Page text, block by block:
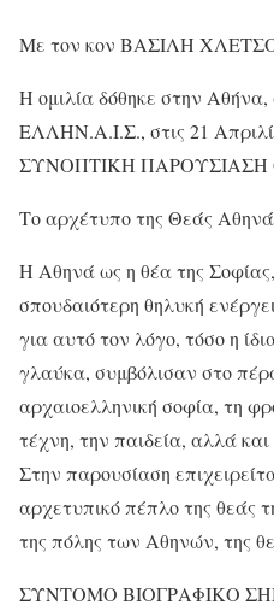
Με τον κον ΒΑΣΙΛΗ
Η ομιλία δόθηκε στην
ΕΛΛΗΝ.Α.Ι.Σ., στις 21
ΣΥΝΟΠΤΙΚΗ ΠΑΡΟΥΣΙΑΣΗ
Το αρχέτυπο της Θεάς
Η Αθηνά ως η θέα της
σπουδαιότερη θηλυκή
για αυτό τον λόγο, τόσο η
γλαύκα, συμβόλισαν στο
αρχαιοελληνική σοφία, τη
τέχνη, την παιδεία, αλλά
Στην παρουσίαση
αρχετυπικό πέπλο της θεάς
της πόλης των Αθηνών, της
ΣΥΝΤΟΜΟ ΒΙΟΓΡΑΦΙΚΟ